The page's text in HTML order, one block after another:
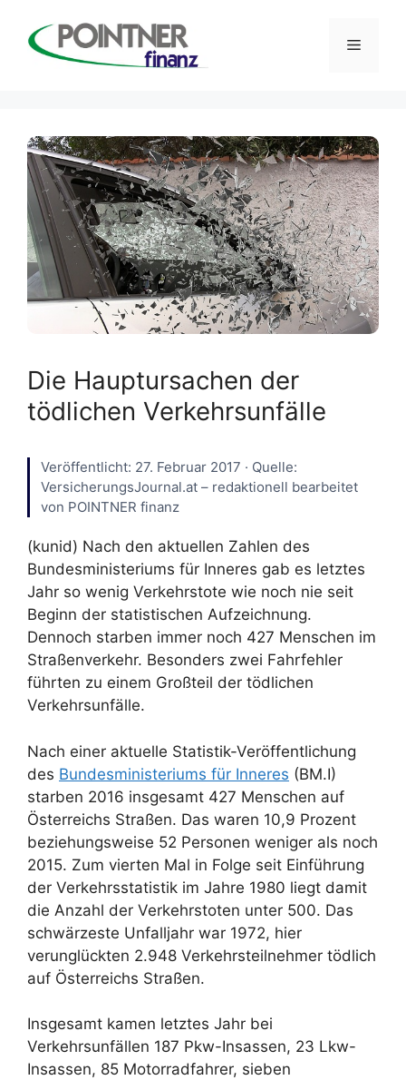
Inhalt
springen
Menü
Die Hauptursachen der
tödlichen Verkehrsunfälle
Veröffentlicht: 27. Februar 2017 · Quelle:
VersicherungsJournal.at – redaktionell bearbeitet
von POINTNER finanz
(kunid) Nach den aktuellen Zahlen des
Bundesministeriums für Inneres gab es letztes
Jahr so wenig Verkehrstote wie noch nie seit
Beginn der statistischen Aufzeichnung.
Dennoch starben immer noch 427 Menschen im
Straßenverkehr. Besonders zwei Fahrfehler
führten zu einem Großteil der tödlichen
Verkehrsunfälle.
Nach einer aktuelle Statistik-Veröffentlichung
des Bundesministeriums für Inneres (BM.I)
starben 2016 insgesamt 427 Menschen auf
Österreichs Straßen. Das waren 10,9 Prozent
beziehungsweise 52 Personen weniger als noch
2015. Zum vierten Mal in Folge seit Einführung
der Verkehrsstatistik im Jahre 1980 liegt damit
die Anzahl der Verkehrstoten unter 500. Das
schwärzeste Unfalljahr war 1972, hier
verunglückten 2.948 Verkehrsteilnehmer tödlich
auf Österreichs Straßen.
Insgesamt kamen letztes Jahr bei
Verkehrsunfällen 187 Pkw-Insassen, 23 Lkw-
Insassen, 85 Motorradfahrer, sieben